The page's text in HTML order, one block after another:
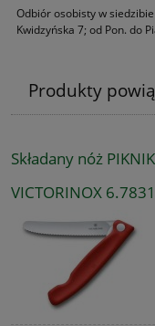
Odbiór osobisty w
Kwidzyńska 7; od Pon. do
Produkty
Składany nóż
VICTORINOX